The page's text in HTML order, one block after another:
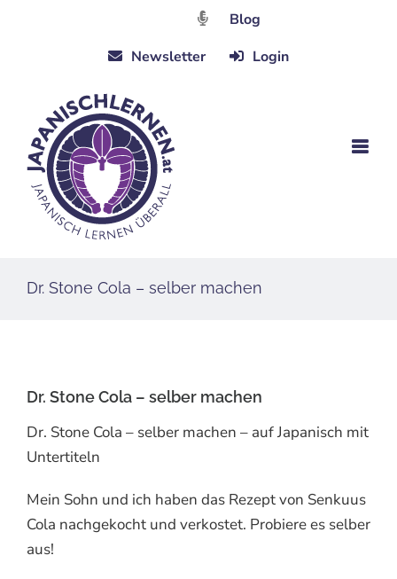
Blog
Newsletter
Login
Dr. Stone Cola – selber machen
Dr. Stone Cola – selber machen
Dr. Stone Cola – selber machen – auf Japanisch mit
Untertiteln
Mein Sohn und ich haben das Rezept von Senkuus
Cola nachgekocht und verkostet. Probiere es selber
aus!